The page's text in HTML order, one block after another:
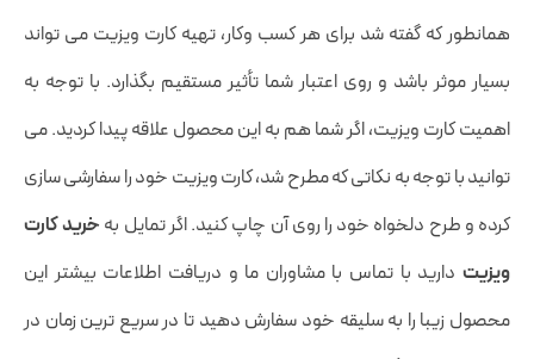
همانطور که گفته شد برای هر کسب وکار، تهیه کارت ویزیت می تواند
بسیار موثر باشد و روی اعتبار شما تأثیر مستقیم بگذارد. با توجه به
اهمیت کارت ویزیت، اگر شما هم به این محصول علاقه پیدا کردید. می
توانید با توجه به نکاتی که مطرح شد، کارت ویزیت خود را سفارشی سازی
کرده و طرح دلخواه خود را روی آن چاپ کنید. اگر تمایل به خرید کارت
ویزیت دارید با تماس با مشاوران ما و دریافت اطلاعات بیشتر این
محصول زیبا را به سلیقه خود سفارش دهید تا در سریع ترین زمان در